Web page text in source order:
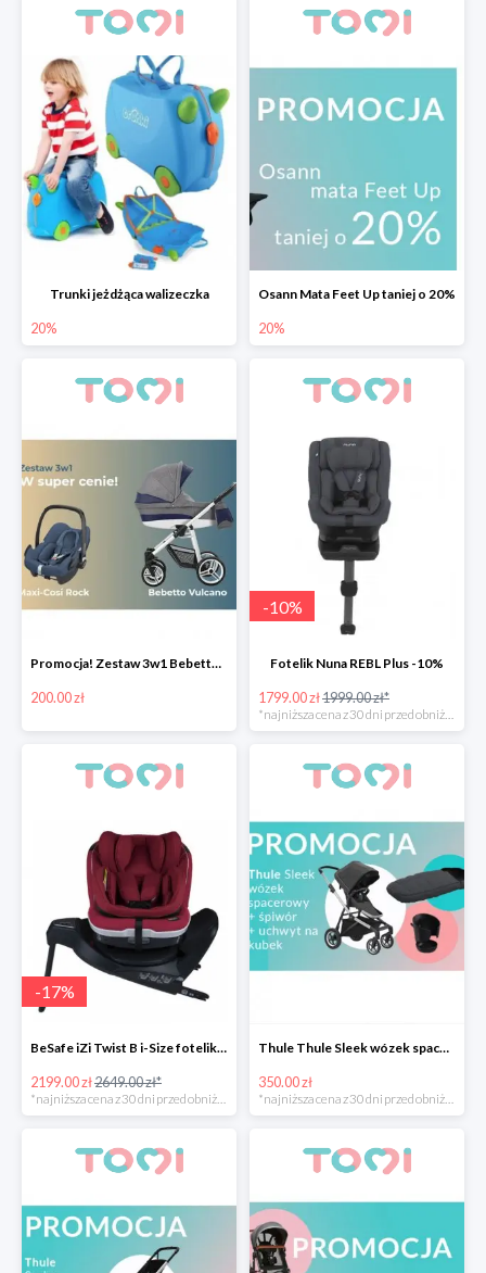
Trunki jeżdżąca walizeczka
20%
Osann Mata Feet Up taniej o 20%
20%
Promocja! Zestaw 3w1 Bebetto Vulcano z fotelikiem samochodowym taniej o 200zł
200.00 zł
-10%
Fotelik Nuna REBL Plus -10%
1799.00 zł1999.00 zł*
-17%
BeSafe iZi Twist B i-Size fotelik przekręcany -17%
2199.00 zł2649.00 zł*
*najniższa cena z 30 dni przed obniżką
Thule Thule Sleek wózek spacerowy + śpiwór + uchwyt na kubek -350zł
350.00 zł
*najniższa cena z 30 dni przed obniżką